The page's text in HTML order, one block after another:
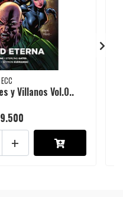
ECC
y Villanos Vol.0..
+